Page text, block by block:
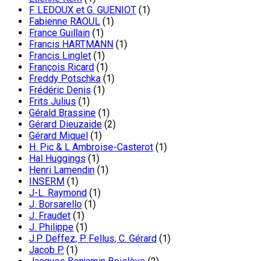
F. LEDOUX et G. GUENIOT (1)
Fabienne RAOUL (1)
France Guillain (1)
Francis HARTMANN (1)
Francis Linglet (1)
François Ricard (1)
Freddy Potschka (1)
Frédéric Denis (1)
Frits Julius (1)
Gérald Brassine (1)
Gérard Dieuzaide (2)
Gérard Miquel (1)
H. Pic & L Ambroise-Casterot (1)
Hal Huggings (1)
Henri Lamendin (1)
INSERM (1)
J-L. Raymond (1)
J. Borsarello (1)
J. Fraudet (1)
J. Philippe (1)
J.P. Deffez, P. Fellus, C. Gérard (1)
Jacob P. (1)